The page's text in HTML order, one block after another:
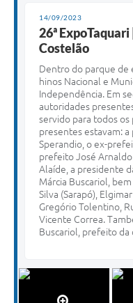
14/09/2023
26ª
Costelão
Dentro do parque de
hinos Nacional e
Independência. Em
autoridades
servido para todos
presentes estavam:
Sperandio, o ex-
prefeito José Arnaldo
Alaíde, a presidente
Márcia Buscariol,
Silva (Sarapó),
Gregório Tolentino,
Vicente Correa.
Buscariol, prefeito da